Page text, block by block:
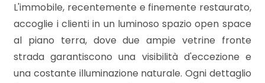
L'immobile, recentemente e finemente restaurato,
accoglie i clienti in un luminoso spazio open space
al piano terra, dove due ampie vetrine fronte
strada garantiscono una visibilità d'eccezione e
una costante illuminazione naturale. Ogni dettaglio
Totale
mq